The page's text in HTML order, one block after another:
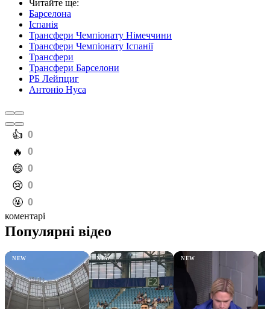
Читайте ще:
Барселона
Іспанія
Трансфери Чемпіонату Німеччини
Трансфери Чемпіонату Іспанії
Трансфери
Трансфери Барселони
РБ Лейпциг
Антоніо Нуса
️👍 0
️🔥 0
️😄 0
️😢 0
️🤬 0
коментарі